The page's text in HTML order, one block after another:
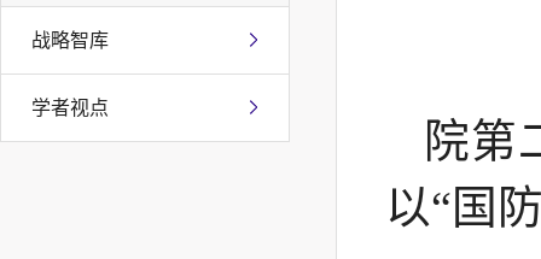
战略智库
学者视点
院第
以“国